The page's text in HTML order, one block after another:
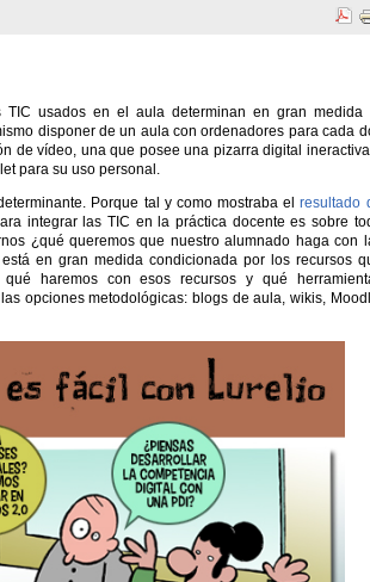
TIC usados en el aula determinan en gran medida
disponer de un aula con ordenadores para cada
de vídeo, una que posee una pizarra digital
para su uso personal.
Porque tal y como mostraba elresultado
integrar las TIC en la práctica docente es sobre
¿qué queremos que nuestro alumnado haga con
en gran medida condicionada por los recursos
haremos con esos recursos y qué
opciones metodológicas: blogs de aula, wikis,